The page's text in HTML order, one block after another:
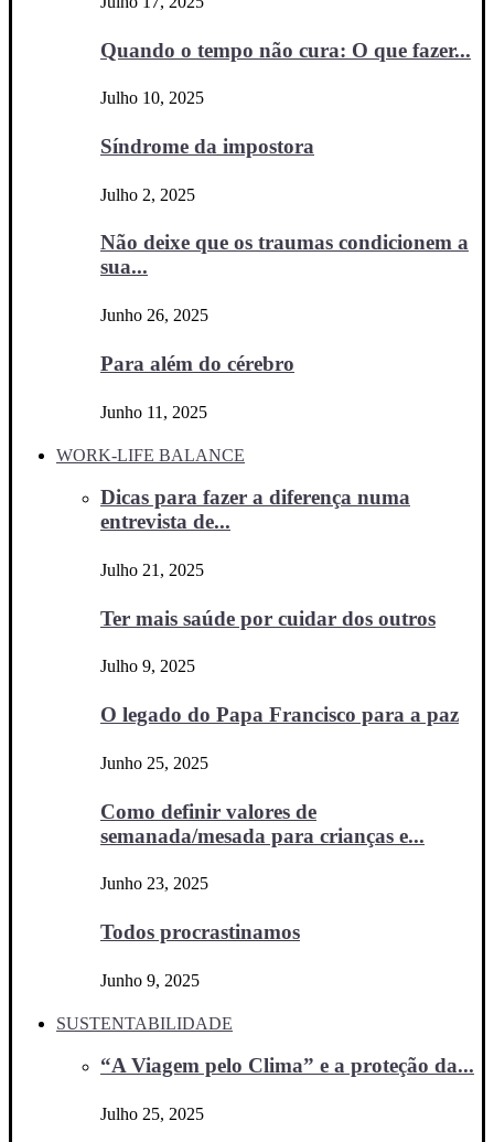
Quando o tempo não cura: O que fazer...
Julho 10, 2025
Síndrome da impostora
Julho 2, 2025
Não deixe que os traumas condicionem a
sua...
Junho 26, 2025
Para além do cérebro
Junho 11, 2025
WORK-LIFE BALANCE
Dicas para fazer a diferença numa
entrevista de...
Julho 21, 2025
Ter mais saúde por cuidar dos outros
Julho 9, 2025
O legado do Papa Francisco para a paz
Junho 25, 2025
Como definir valores de
semanada/mesada para crianças e...
Junho 23, 2025
Todos procrastinamos
Junho 9, 2025
SUSTENTABILIDADE
“A Viagem pelo Clima” e a proteção da...
Julho 25, 2025